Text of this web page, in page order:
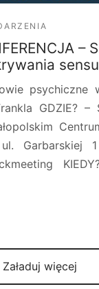
–
sensu
psychiczne
GDZIE? –
Garbarskiej
Załaduj więcej